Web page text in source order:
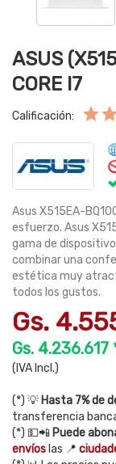
ASUS
CORE I7
Calificación:
Asus X515EA-
esfuerzo. Asus
gama de
combinar una
estética muy
todos los gustos.
Gs.
Gs. 4.236.617
(IVA Incl.)
(*) 💡 Hasta 7% de
transferencia
(*) 💵📲 Puede
envíos las 📍